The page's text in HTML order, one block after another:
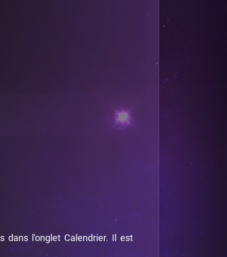
dans l'onglet Calendrier. Il est